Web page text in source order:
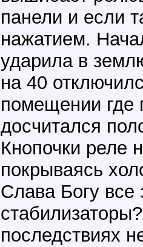
панели и если
нажатием.
ударила в
на 40
помещении где
досчитался
Кнопочки реле
покрываясь
Слава Богу все
последствиях